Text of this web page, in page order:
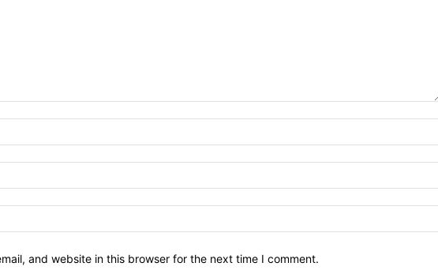
and website in this browser for the next time I comment.